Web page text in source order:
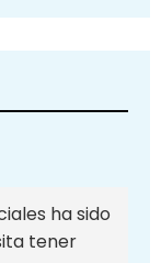
ha sido
tener